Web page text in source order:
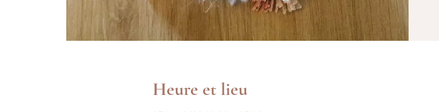
Heure et lieu